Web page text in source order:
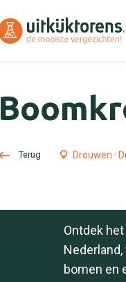
Terug Drouwen ·
Ontdek
bomen en